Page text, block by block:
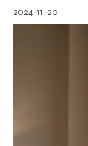
2024-11-20